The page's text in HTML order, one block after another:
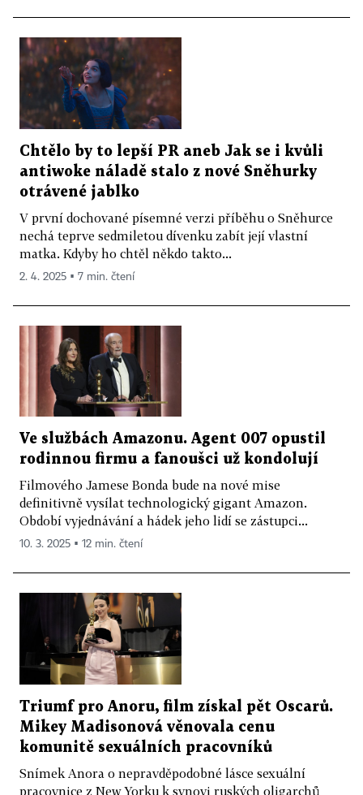
Chtělo by to lepší PR aneb Jak se i kvůli
antiwoke náladě stalo z nové Sněhurky
otrávené jablko
V první dochované písemné verzi příběhu o Sněhurce
nechá teprve sedmiletou dívenku zabít její vlastní
matka. Kdyby ho chtěl někdo takto...
2. 4. 2025 ▪ 7 min. čtení
Ve službách Amazonu. Agent 007 opustil
rodinnou firmu a fanoušci už kondolují
Filmového Jamese Bonda bude na nové mise
definitivně vysílat technologický gigant Amazon.
Období vyjednávání a hádek jeho lidí se zástupci...
10. 3. 2025 ▪ 12 min. čtení
Triumf pro Anoru, film získal pět Oscarů.
Mikey Madisonová věnovala cenu
komunitě sexuálních pracovníků
Snímek Anora o nepravděpodobné lásce sexuální
pracovnice z New Yorku k synovi ruských oligarchů